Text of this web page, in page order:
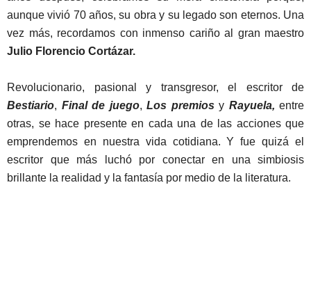
aunque vivió 70 años, su obra y su legado son eternos. Una
vez más, recordamos con inmenso cariño al gran maestro
Julio Florencio Cortázar.
Revolucionario, pasional y transgresor, el escritor de
Bestiario, Final de juego, Los premiosy Rayuela, entre
otras, se hace presente en cada una de las acciones que
emprendemos en nuestra vida cotidiana. Y fue quizá el
escritor que más luchó por conectar en una simbiosis
brillante la realidad y la fantasía por medio de la literatura.